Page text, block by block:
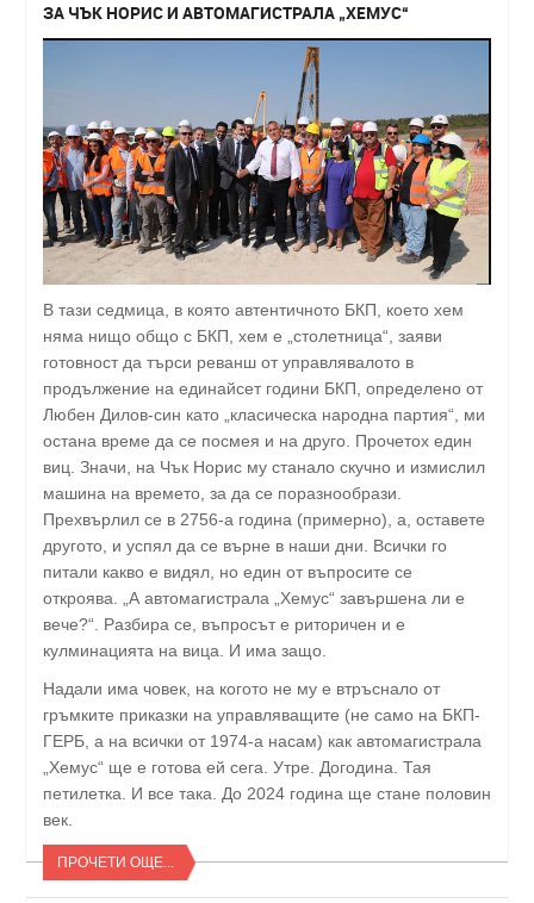
ЗА ЧЪК НОРИС И АВТОМАГИСТРАЛА „ХЕМУС“
В тази седмица, в която автентичното БКП, което хем
няма нищо общо с БКП, хем е „столетница“, заяви
готовност да търси реванш от управлявалото в
продължение на единайсет години БКП, определено от
Любен Дилов-син като „класическа народна партия“, ми
остана време да се посмея и на друго. Прочетох един
виц. Значи, на Чък Норис му станало скучно и измислил
машина на времето, за да се поразнообрази.
Прехвърлил се в 2756-а година (примерно), а, оставете
другото, и успял да се върне в наши дни. Всички го
питали какво е видял, но един от въпросите се
откроява. „А автомагистрала „Хемус“ завършена ли е
вече?“. Разбира се, въпросът е риторичен и е
кулминацията на вица. И има защо.
Надали има човек, на когото не му е втръснало от
гръмките приказки на управляващите (не само на БКП-
ГЕРБ, а на всички от 1974-а насам) как автомагистрала
„Хемус“ ще е готова ей сега. Утре. Догодина. Тая
петилетка. И все така. До 2024 година ще стане половин
век.
ПРОЧЕТИ ОЩЕ...